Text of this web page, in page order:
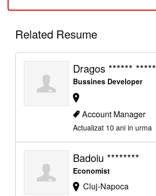
Related Resume
Dragos ****** *****
Bussines Developer
Account Manager
Actualizat 10 ani in urma
Badoiu ********
Economist
Cluj-Napoca